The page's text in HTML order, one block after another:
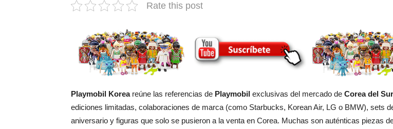
Rate this post
Playmobil Koreareúne las referencias de Playmobil exclusivas del mercado de Corea del Sur
ediciones limitadas, colaboraciones de marca (como Starbucks, Korean Air, LG o BMW), sets
aniversario y figuras que solo se pusieron a la venta en Corea. Muchas son auténticas piezas